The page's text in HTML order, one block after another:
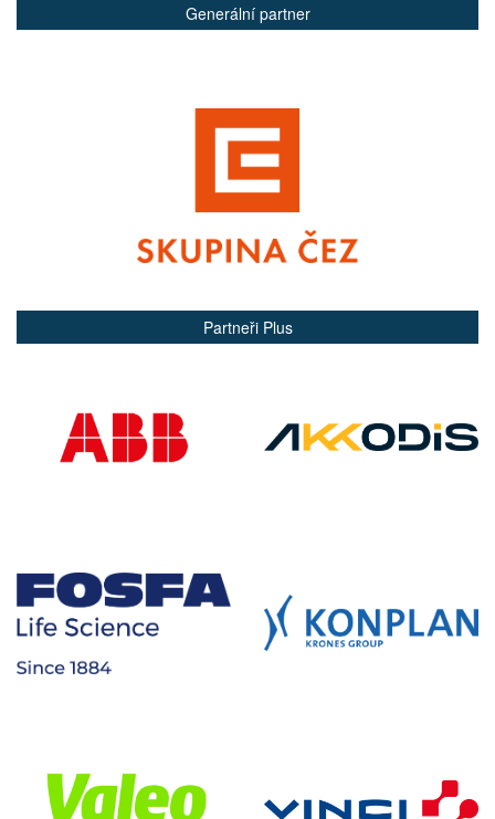
Generální partner
Partneři Plus